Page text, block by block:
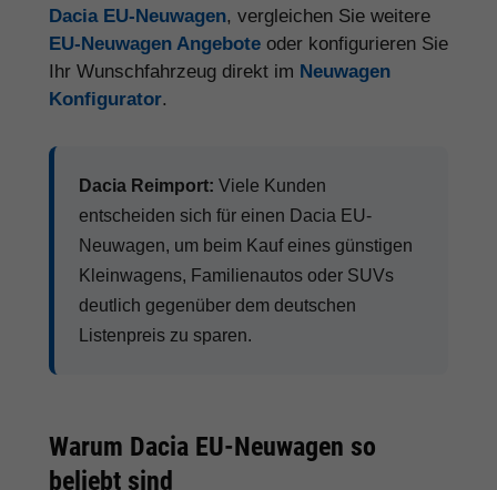
Dacia EU-Neuwagen, vergleichen Sie weitere
EU-Neuwagen Angebote oder konfigurieren Sie
Ihr Wunschfahrzeug direkt im Neuwagen
Konfigurator.
Dacia Reimport: Viele Kunden
entscheiden sich für einen Dacia EU-
Neuwagen, um beim Kauf eines günstigen
Kleinwagens, Familienautos oder SUVs
deutlich gegenüber dem deutschen
Listenpreis zu sparen.
Warum Dacia EU-Neuwagen so
beliebt sind